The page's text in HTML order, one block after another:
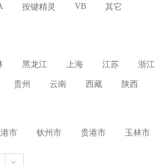
按键精灵 VB 其它
黑龙江 上海 江苏 浙江
贵州 云南 西藏 陕西
市 钦州市 贵港市 玉林市